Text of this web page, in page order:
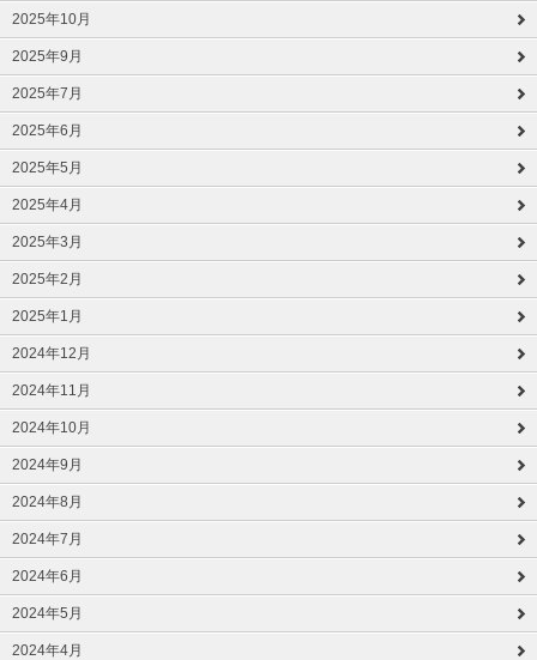
2025年10月
2025年9月
2025年7月
2025年6月
2025年5月
2025年4月
2025年3月
2025年2月
2025年1月
2024年12月
2024年11月
2024年10月
2024年9月
2024年8月
2024年7月
2024年6月
2024年5月
2024年4月